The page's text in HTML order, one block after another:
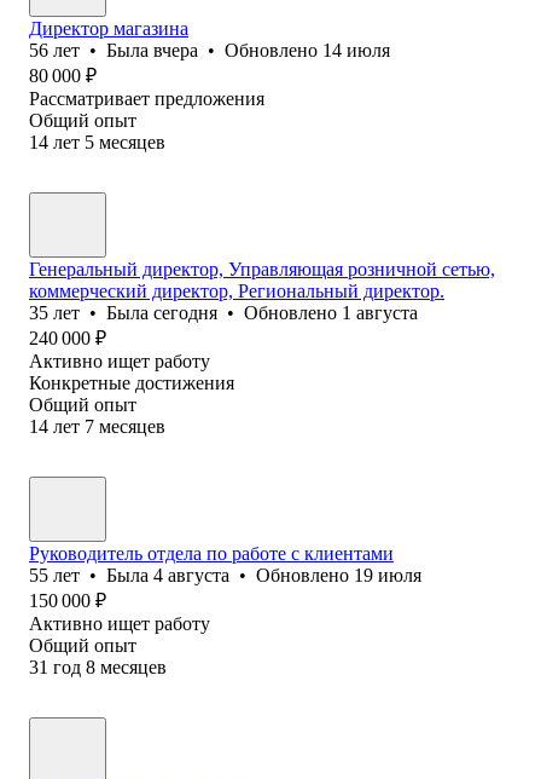
Директор магазина
56 лет • Была вчера • Обновлено 14 июля
80 000 ₽
Рассматривает предложения
Общий опыт
14 лет 5 месяцев
Генеральный директор, Управляющая розничной сетью,
коммерческий директор, Региональный директор.
35 лет • Была сегодня • Обновлено 1 августа
240 000 ₽
Активно ищет работу
Конкретные достижения
Общий опыт
14 лет 7 месяцев
Руководитель отдела по работе с клиентами
55 лет • Была 4 августа • Обновлено 19 июля
150 000 ₽
Активно ищет работу
Общий опыт
31 год 8 месяцев